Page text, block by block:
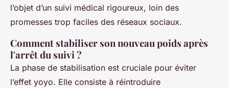
l’objet d’un suivi médical rigoureux, loin des
promesses trop faciles des réseaux sociaux.
Comment stabiliser son nouveau poids après
l'arrêt du suivi ?
La phase de stabilisation est cruciale pour éviter
l’effet yoyo. Elle consiste à réintroduire